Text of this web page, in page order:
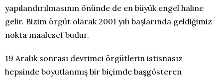
yapılandırılmasının önünde de en büyük engel haline
gelir. Bizim örgüt olarak 2001 yılı başlarında geldiğimiz
nokta maalesef budur.
19 Aralık sonrası devrimci örgütlerin istisnasız
hepsinde boyutlanmış bir biçimde başgösteren